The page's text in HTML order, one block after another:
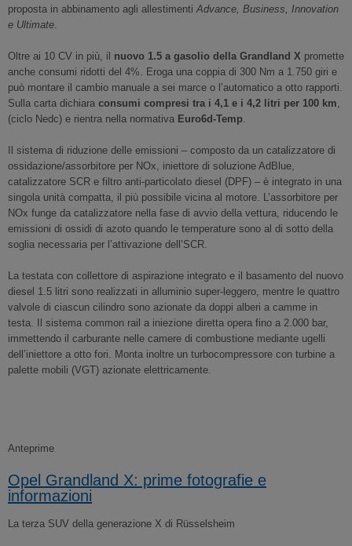
proposta in abbinamento agli allestimentiAdvance, Business, Innovation
e Ultimate.
Oltre ai 10 CV in più, il nuovo 1.5 a gasolio della Grandland X promette
anche consumi ridotti del 4%. Eroga una coppia di 300 Nm a 1.750 giri e
può montare il cambio manuale a sei marce o l’automatico a otto rapporti.
Sulla carta dichiara consumi compresi tra i 4,1 e i 4,2 litri per 100 km,
(ciclo Nedc) e rientra nella normativa Euro6d-Temp.
Il sistema di riduzione delle emissioni – composto da un catalizzatore di
ossidazione/assorbitore per NOx, iniettore di soluzione AdBlue,
catalizzatore SCR e filtro anti-particolato diesel (DPF) – è integrato in una
singola unità compatta, il più possibile vicina al motore. L’assorbitore per
NOx funge da catalizzatore nella fase di avvio della vettura, riducendo le
emissioni di ossidi di azoto quando le temperature sono al di sotto della
soglia necessaria per l’attivazione dell’SCR.
La testata con collettore di aspirazione integrato e il basamento del nuovo
diesel 1.5 litri sono realizzati in alluminio super-leggero, mentre le quattro
valvole di ciascun cilindro sono azionate da doppi alberi a camme in
testa. Il sistema common rail a iniezione diretta opera fino a 2.000 bar,
immettendo il carburante nelle camere di combustione mediante ugelli
dell’iniettore a otto fori. Monta inoltre un turbocompressore con turbine a
palette mobili (VGT) azionate elettricamente.
Anteprime
Opel Grandland X: prime fotografie e
informazioni
La terza SUV della generazione X di Rüsselsheim